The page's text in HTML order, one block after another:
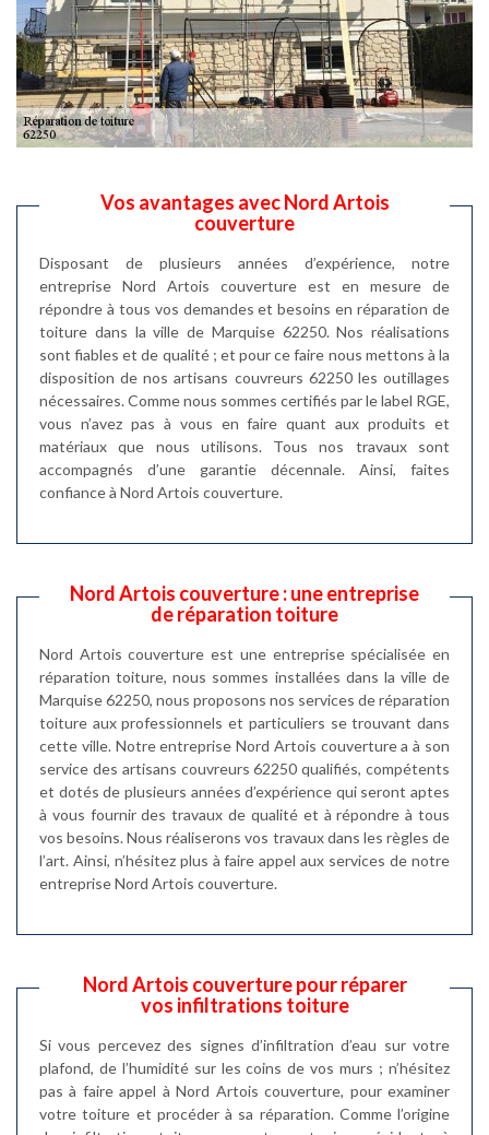
Vos avantages avec Nord Artois
couverture
Disposant de plusieurs années d’expérience, notre
entreprise Nord Artois couverture est en mesure de
répondre à tous vos demandes et besoins en réparation de
toiture dans la ville de Marquise 62250. Nos réalisations
sont fiables et de qualité ; et pour ce faire nous mettons à la
disposition de nos artisans couvreurs 62250 les outillages
nécessaires. Comme nous sommes certifiés par le label RGE,
vous n’avez pas à vous en faire quant aux produits et
matériaux que nous utilisons. Tous nos travaux sont
accompagnés d’une garantie décennale. Ainsi, faites
confiance à Nord Artois couverture.
Nord Artois couverture : une entreprise
de réparation toiture
Nord Artois couverture est une entreprise spécialisée en
réparation toiture, nous sommes installées dans la ville de
Marquise 62250, nous proposons nos services de réparation
toiture aux professionnels et particuliers se trouvant dans
cette ville. Notre entreprise Nord Artois couverture a à son
service des artisans couvreurs 62250 qualifiés, compétents
et dotés de plusieurs années d’expérience qui seront aptes
à vous fournir des travaux de qualité et à répondre à tous
vos besoins. Nous réaliserons vos travaux dans les règles de
l’art. Ainsi, n’hésitez plus à faire appel aux services de notre
entreprise Nord Artois couverture.
Nord Artois couverture pour réparer
vos infiltrations toiture
Si vous percevez des signes d’infiltration d’eau sur votre
plafond, de l’humidité sur les coins de vos murs ; n’hésitez
pas à faire appel à Nord Artois couverture, pour examiner
votre toiture et procéder à sa réparation. Comme l’origine